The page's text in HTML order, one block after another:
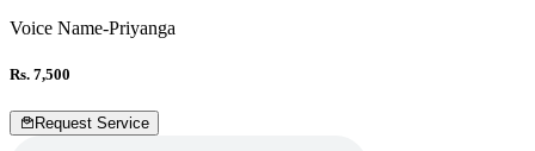
Voice Name-Priyanga
Rs. 7,500
Request Service